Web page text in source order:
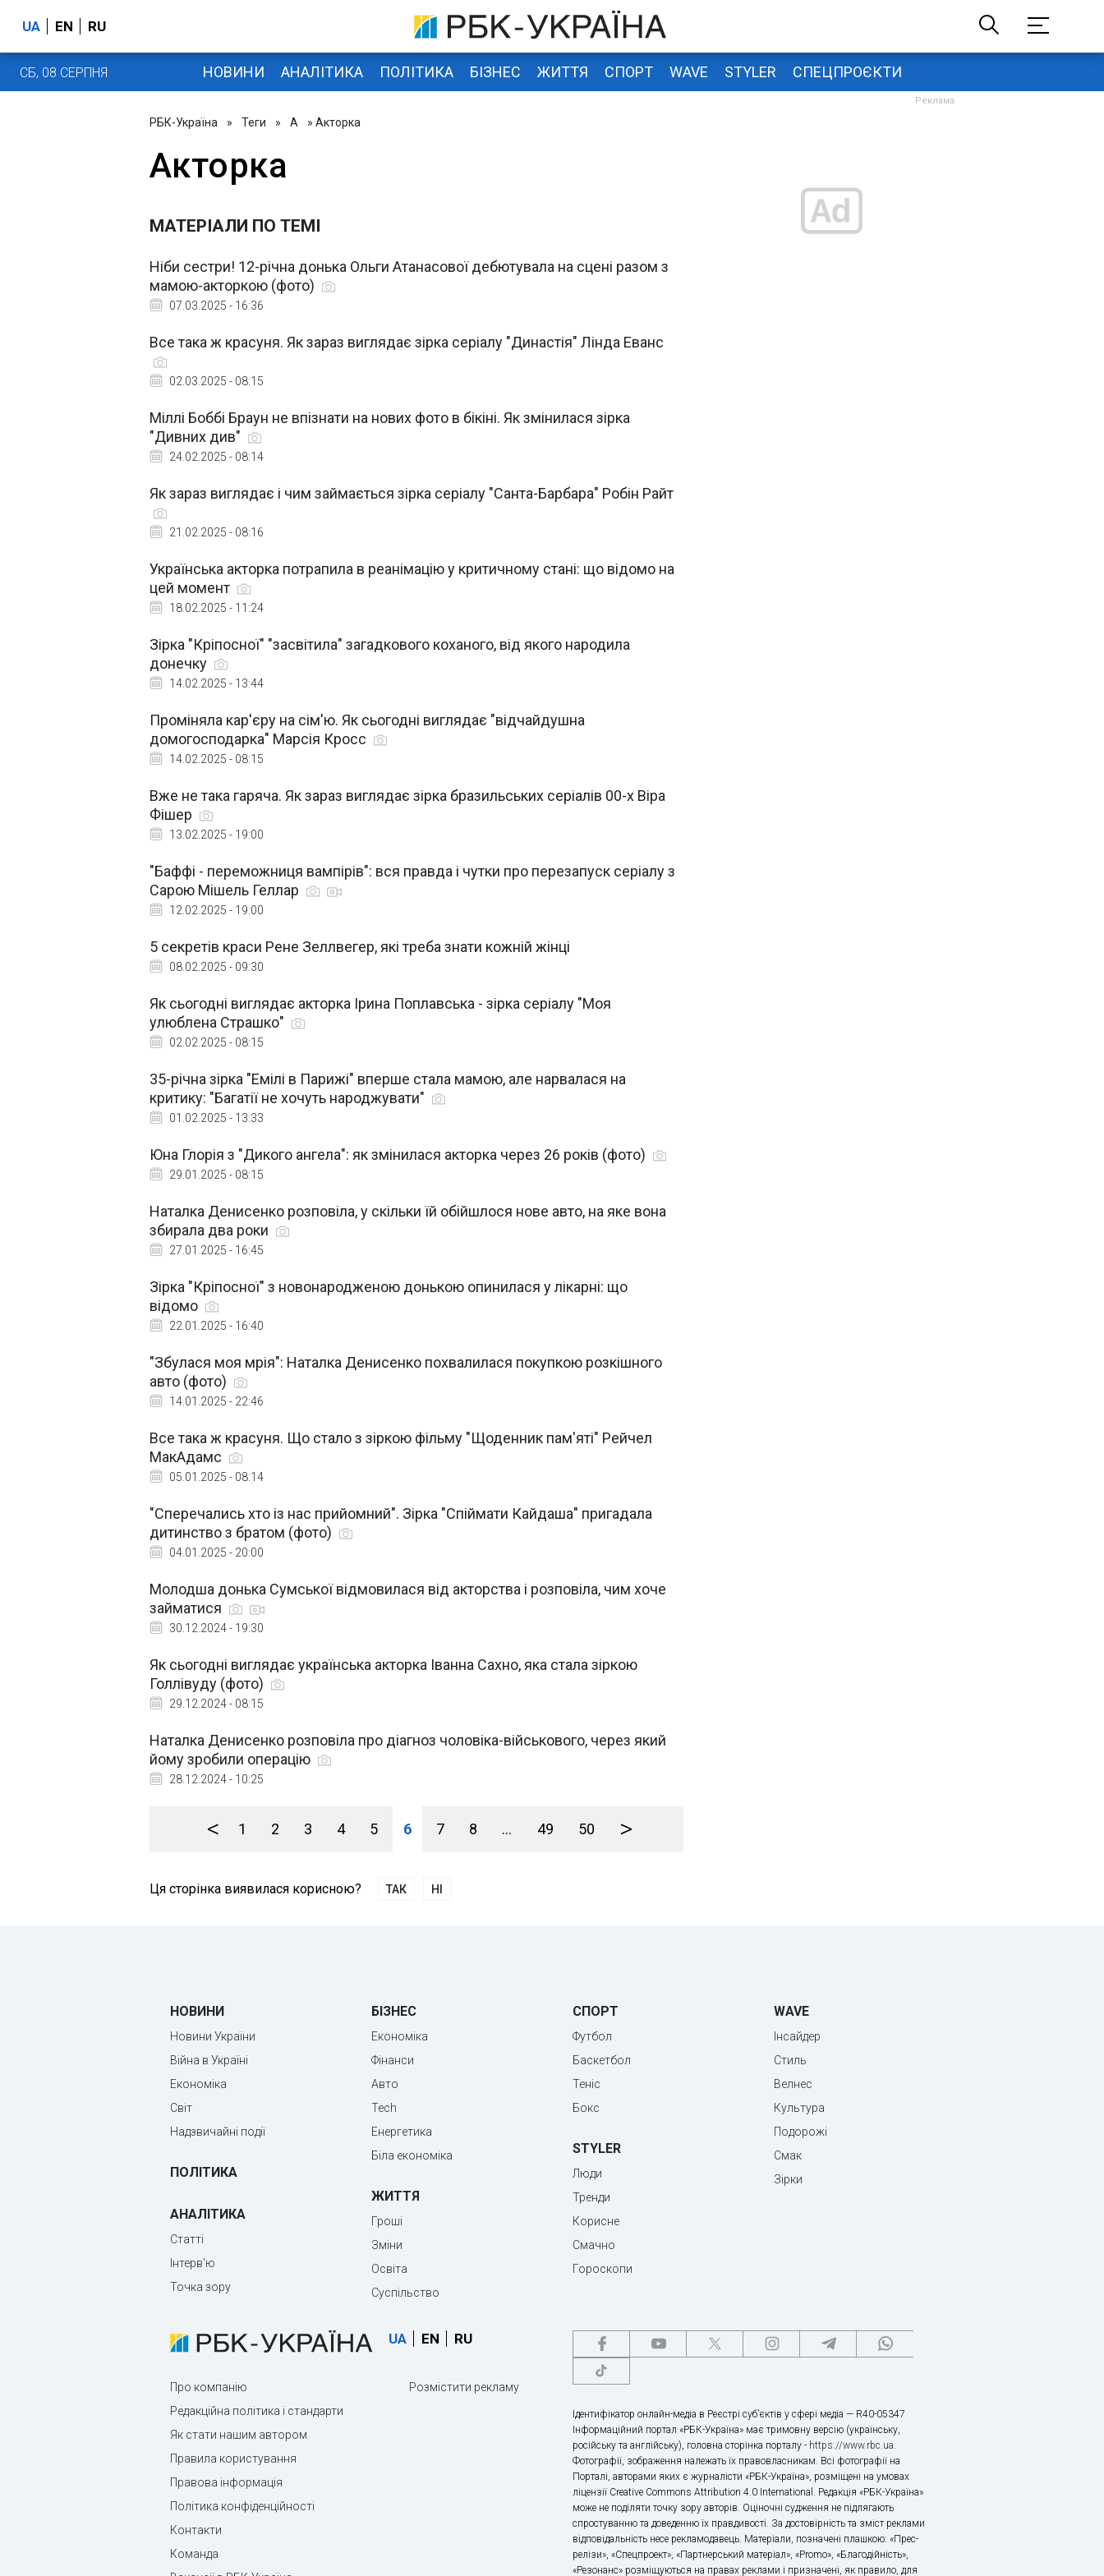
UA EN RU
СБ, 08 СЕРПНЯ НОВИНИ АНАЛІТИКА ПОЛІТИКА БІЗНЕС ЖИТТЯ СПОРТ WAVE STYLER СПЕЦПРОЄКТИ
РБК-Україна » Теги » А » Акторка
Акторка
МАТЕРІАЛИ ПО ТЕМІ
Ніби сестри! 12-річна донька Ольги Атанасової дебютувала на сцені разом з
мамою-акторкою (фото)
07.03.2025 - 16:36
Все така ж красуня. Як зараз виглядає зірка серіалу "Династія" Лінда Еванс
02.03.2025 - 08:15
Міллі Боббі Браун не впізнати на нових фото в бікіні. Як змінилася зірка
"Дивних див"
24.02.2025 - 08:14
Як зараз виглядає і чим займається зірка серіалу "Санта-Барбара" Робін Райт
21.02.2025 - 08:16
Українська акторка потрапила в реанімацію у критичному стані: що відомо на
цей момент
18.02.2025 - 11:24
Зірка "Кріпосної" "засвітила" загадкового коханого, від якого народила
донечку
14.02.2025 - 13:44
Проміняла кар'єру на сім'ю. Як сьогодні виглядає "відчайдушна
домогосподарка" Марсія Кросс
14.02.2025 - 08:15
Вже не така гаряча. Як зараз виглядає зірка бразильських серіалів 00-х Віра
Фішер
13.02.2025 - 19:00
"Баффі - переможниця вампірів": вся правда і чутки про перезапуск серіалу з
Сарою Мішель Геллар
12.02.2025 - 19:00
5 секретів краси Рене Зеллвегер, які треба знати кожній жінці
08.02.2025 - 09:30
Як сьогодні виглядає акторка Ірина Поплавська - зірка серіалу "Моя
улюблена Страшко"
02.02.2025 - 08:15
35-річна зірка "Емілі в Парижі" вперше стала мамою, але нарвалася на
критику: "Багатії не хочуть народжувати"
01.02.2025 - 13:33
Юна Глорія з "Дикого ангела": як змінилася акторка через 26 років (фото)
29.01.2025 - 08:15
Наталка Денисенко розповіла, у скільки їй обійшлося нове авто, на яке вона
збирала два роки
27.01.2025 - 16:45
Зірка "Кріпосної" з новонародженою донькою опинилася у лікарні: що
відомо
22.01.2025 - 16:40
"Збулася моя мрія": Наталка Денисенко похвалилася покупкою розкішного
авто (фото)
14.01.2025 - 22:46
Все така ж красуня. Що стало з зіркою фільму "Щоденник пам'яті" Рейчел
МакАдамс
05.01.2025 - 08:14
"Сперечались хто із нас прийомний". Зірка "Спіймати Кайдаша" пригадала
дитинство з братом (фото)
04.01.2025 - 20:00
Молодша донька Сумської відмовилася від акторства і розповіла, чим хоче
займатися
30.12.2024 - 19:30
Як сьогодні виглядає українська акторка Іванна Сахно, яка стала зіркою
Голлівуду (фото)
29.12.2024 - 08:15
Наталка Денисенко розповіла про діагноз чоловіка-військового, через який
йому зробили операцію
28.12.2024 - 10:25
< 1 2 3 4 5 6 7 8 ... 49 50 >
Ця сторінка виявилася корисною? ТАК НІ
НОВИНИ
Новини України
Війна в Україні
Економіка
Світ
Надзвичайні події
ПОЛІТИКА
АНАЛІТИКА
Статті
Інтерв'ю
Точка зору
БІЗНЕС
Економіка
Фінанси
Авто
Tech
Енергетика
Біла економіка
ЖИТТЯ
Гроші
Зміни
Освіта
Суспільство
СПОРТ
Футбол
Баскетбол
Теніс
Бокс
STYLER
Люди
Тренди
Корисне
Смачно
Гороскопи
WAVE
Інсайдер
Стиль
Велнес
Культура
Подорожі
Смак
Зірки
UA EN RU
Про компанію
Редакційна політика і стандарти
Як стати нашим автором
Правила користування
Правова інформація
Політика конфіденційності
Контакти
Команда
Розмістити рекламу
Ідентифікатор онлайн-медіа в Реєстрі суб’єктів у сфері медіа — R40-05347
Інформаційний портал «РБК-Україна» має тримовну версію (українську,
російську та англійську), головна сторінка порталу - https://www.rbc.ua.
Фотографії, зображення належать їх правовласникам. Всі фотографії на
Порталі, авторами яких є журналісти «РБК-Україна», розміщені на умовах
ліцензії Creative Commons Attribution 4.0 International. Редакція «РБК-Україна»
може не поділяти точку зору авторів. Оціночні судження не підлягають
спростуванню та доведенню їх правдивості. За достовірність та зміст реклами
відповідальність несе рекламодавець. Матеріали, позначені плашкою: «Прес-
релізи», «Спецпроект», «Партнерський матеріал», «Promo», «Благодійність»,
«Резонанс» розміщуються на правах реклами і призначені, як правило, для